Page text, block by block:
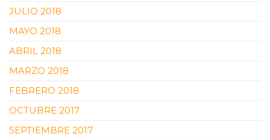
JULIO 2018
MAYO 2018
ABRIL 2018
MARZO 2018
FEBRERO 2018
OCTUBRE 2017
SEPTIEMBRE 2017